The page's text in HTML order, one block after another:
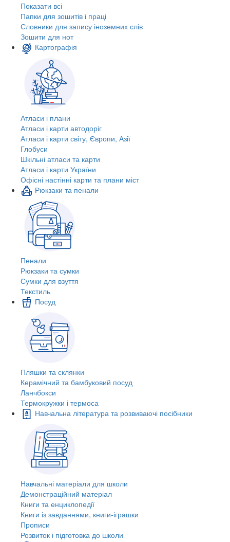
Показати всі
Папки для зошитів і праці
Словники для запису іноземних слів
Зошити для нот
Картографія
Атласи і плани
Атласи і карти автодоріг
Атласи і карти світу, Європи, Азії
Глобуси
Шкільні атласи та карти
Атласи і карти України
Офісні настінні карти та плани міст
Рюкзаки та пенали
Пенали
Рюкзаки та сумки
Сумки для взуття
Текстиль
Посуд
Пляшки та склянки
Керамічний та бамбуковий посуд
Ланчбокси
Термокружки і термоса
Навчальна література та розвиваючі посібники
Навчальні матеріали для школи
Демонстраційний матеріал
Книги та енциклопедії
Книги із завданнями, книги-іграшки
Прописи
Розвиток і підготовка до школи